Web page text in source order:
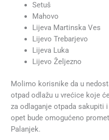
Setuš
Mahovo
Lijeva Martinska Ves
Lijevo Trebarjevo
Lijeva Luka
Lijevo Željezno
Molimo korisnike da u
otpad odlažu u vrećice koje
za odlaganje otpada sakupiti
opet bude omogućeno
Palanjek.